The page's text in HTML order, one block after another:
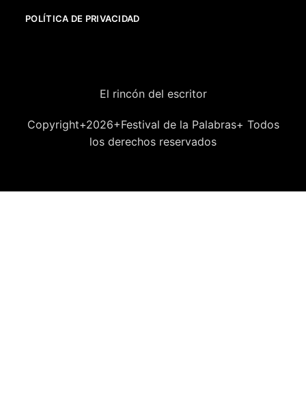
POLÍTICA DE PRIVACIDAD
El rincón del escritor
Copyright+2026+Festival de la Palabras+ Todos
los derechos reservados